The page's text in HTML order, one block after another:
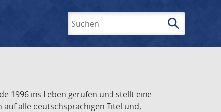
search
1996 ins Leben gerufen und stellt eine
alle deutschsprachigen Titel und,